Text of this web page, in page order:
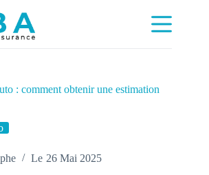
: comment obtenir une estimation
Le 26 Mai 2025